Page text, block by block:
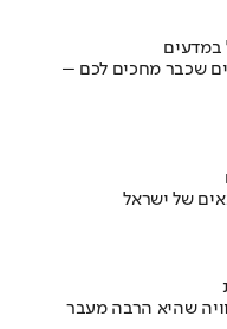
במדעים
שכבר מחכים לכם –
של ישראל
שהיא הרבה מעבר